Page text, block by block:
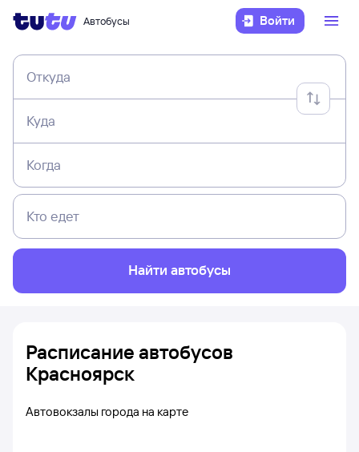
Автобусы Войти
Откуда
Куда
Когда
Кто едет
Найти автобусы
Расписание автобусов
Красноярск
Автовокзалы города на карте